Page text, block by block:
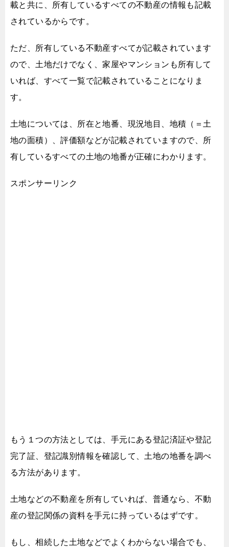
載と共に、
所有しているすべての不動産の情報も記載
されているからです。
ただ、所有している不動産すべてが記載されています
ので、 土地だけでなく、家屋やマンションも所有して
いれば、 すべて一覧で記載されていることになりま
す。
土地については、所在と地番、現況地目、地積（＝土
地の面積）、評価額などが記載されていますので、
所
有しているすべての土地の地番が正確にわかります。
スポンサーリンク
もう１つの方法としては、 手元にある登記済証や登記
完了証、登記識別情報を確認して、 土地の地番を調べ
る方法があります。
土地などの不動産を所有していれば、 普通なら、不動
産の登記関係の資料を手元に持っているはずです。
もし、相続した土地などでよくわからない場合でも、